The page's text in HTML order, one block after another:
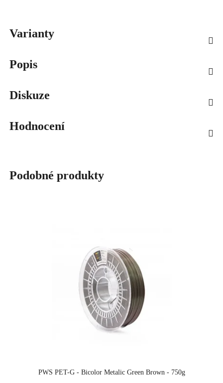
Varianty
Popis
Diskuze
Hodnocení
Podobné produkty
PWS PET-G - Bicolor Metalic Green Brown - 750g